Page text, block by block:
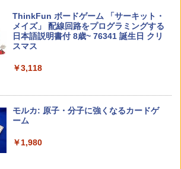
先生のためのGoogle AI完全攻略図鑑
￥-
子どもが変わる魔法の言葉
￥2,200
Amazon Fire HD 10 キッズモデル (10イ
ンチ) ピンク 対象年齢3歳から 数千点の
キッズコンテンツが1年間使い放題
何回も書ける! れんしゅうボード ひらが
な・カタカナ・すうじ・ABC 3歳以上 知
タッチペンで音が聞ける!はじめてずかん
1000 英語つき ([バラエティ])
￥5,478
中学英語をもう一度ひとつひとつわかり
￥2,750
ThinkFun ボードゲーム 「サーキット・
メイズ」 配線回路をプログラミングする
日本語説明書付 8歳~ 76341 誕生日 クリ
スマス
￥3,118
モルカ: 原子・分子に強くなるカードゲ
ーム
￥1,980